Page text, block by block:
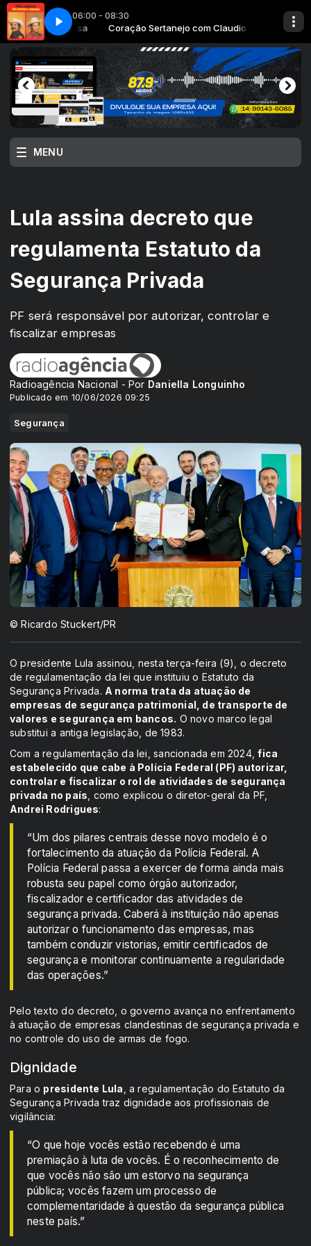
06:00 - 08:30
Claudio Rosa Coração Sertanejo com Claudio Rosa
01 - Viola Cabocla
MENU
Lula assina decreto que
regulamenta Estatuto da
Segurança Privada
PF será responsável por autorizar, controlar e
fiscalizar empresas
Radioagência Nacional - Por Daniella Longuinho
Publicado em 10/06/2026 09:25
Segurança
© Ricardo Stuckert/PR
O presidente Lula assinou, nesta terça-feira (9), o decreto
de regulamentação da lei que instituiu o Estatuto da
Segurança Privada. A norma trata da atuação de
empresas de segurança patrimonial, de transporte de
valores e segurança em bancos. O novo marco legal
substitui a antiga legislação, de 1983.
Com a regulamentação da lei, sancionada em 2024,fica
estabelecido que cabe à Polícia Federal (PF) autorizar,
controlar e fiscalizar o rol de atividades de segurança
privada no país , como explicou o diretor-geral da PF,
Andrei Rodrigues:
“Um dos pilares centrais desse novo modelo é o
fortalecimento da atuação da Polícia Federal. A
Polícia Federal passa a exercer de forma ainda mais
robusta seu papel como órgão autorizador,
fiscalizador e certificador das atividades de
segurança privada. Caberá à instituição não apenas
autorizar o funcionamento das empresas, mas
também conduzir vistorias, emitir certificados de
segurança e monitorar continuamente a regularidade
das operações.”
Pelo texto do decreto, o governo avança no enfrentamento
à atuação de empresas clandestinas de segurança privada e
no controle do uso de armas de fogo.
Dignidade
Para o presidente Lula , a regulamentação do Estatuto da
Segurança Privada traz dignidade aos profissionais de
vigilância:
“O que hoje vocês estão recebendo é uma
premiação à luta de vocês. É o reconhecimento de
que vocês não são um estorvo na segurança
pública; vocês fazem um processo de
complementaridade à questão da segurança pública
neste país.”